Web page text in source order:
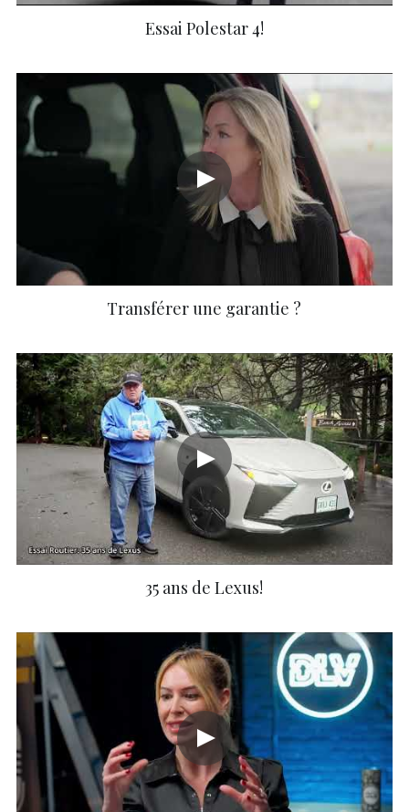
Essai Polestar 4!
Transférer une garantie ?
35 ans de Lexus!